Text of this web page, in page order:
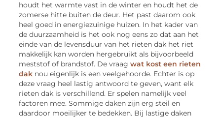
houdt het warmte vast in de winter en houdt het de
zomerse hitte buiten de deur. Het past daarom ook
heel goed in energiezuinige huizen. In het kader van
de duurzaamheid is het ook nog eens zo dat aan het
einde van de levensduur van het rieten dak het riet
makkelijk kan worden hergebruikt als bijvoorbeeld
meststof of brandstof. De vraagwat kost een rieten
dak nou eigenlijk is een veelgehoorde. Echter is op
deze vraag heel lastig antwoord te geven, want elk
rieten dak is verschillend. Er spelen namelijk veel
factoren mee. Sommige daken zijn erg steil en
daardoor moeilijker te bedekken. Bij lastige daken